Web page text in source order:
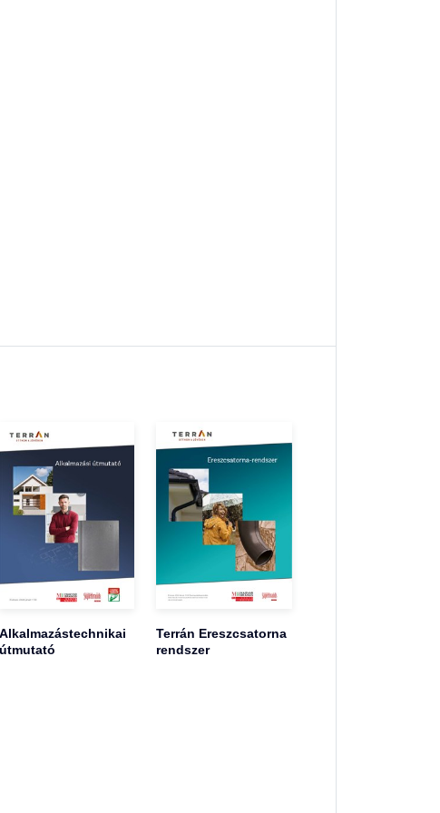
Alkalmazástechnikai
útmutató
Terrán Ereszcsatorna
rendszer